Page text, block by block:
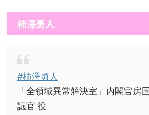
柿澤勇人
#柿澤勇人
「全領域異常解決室」内閣官房
議官 役